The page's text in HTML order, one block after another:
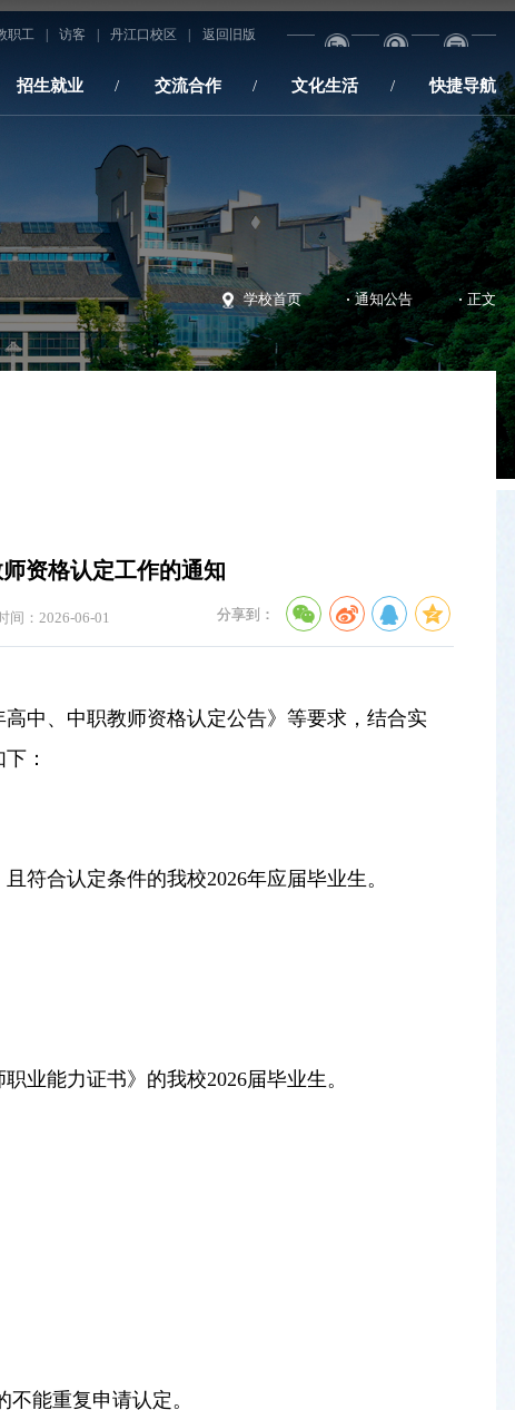
职工 访客 丹江口校区 返回旧版
招生就业 交流合作 文化生活 快捷导航
学校首页 · 通知公告 · 正文
资格认定工作的通知
间：2026-06-01 分享到：
中、中职教师资格认定公告》等要求，结合实
：
符合认定条件的我校2026年应届毕业生。
业能力证书》的我校2026届毕业生。
能重复申请认定。